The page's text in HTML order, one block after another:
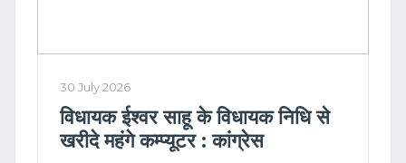
30 July 2026
विधायक ईश्वर साहू के विधायक निधि से
खरीदे महंगे कम्प्यूटर : कांग्रेस